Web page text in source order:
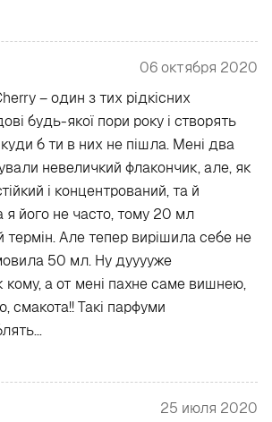
06 октября 2020
– один з тих рідкісних
будь-якої пори року і створять
б ти в них не пішла. Мені два
невеличкий флакончик, але, як
і концентрований, та й
я його не часто, тому 20 мл
термін. Але тепер вирішила себе не
50 мл. Ну дууууже
кому, а от мені пахне саме вишнею,
смакота!! Такі парфуми
25 июля 2020